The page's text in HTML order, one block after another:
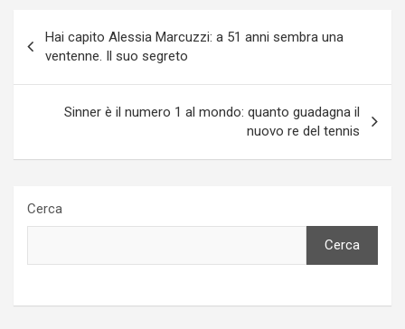
articoli
Hai capito Alessia Marcuzzi: a 51 anni sembra una
ventenne. Il suo segreto
Sinner è il numero 1 al mondo: quanto guadagna il
nuovo re del tennis
Cerca
Cerca